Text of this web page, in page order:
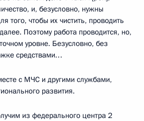
и, безусловно, нужны
того, чтобы их чистить, проводить
Поэтому работа проводится, но,
уровне. Безусловно, без
средствами…
с МЧС и другими службами,
развития.
из федерального центра 2